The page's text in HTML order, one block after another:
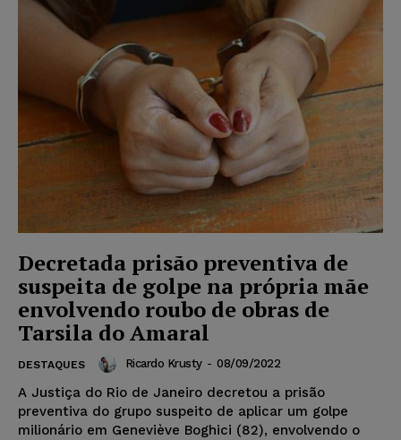
Decretada prisão preventiva de
suspeita de golpe na própria mãe
envolvendo roubo de obras de
Tarsila do Amaral
DESTAQUES Ricardo Krusty - 08/09/2022
A Justiça do Rio de Janeiro decretou a prisão
preventiva do grupo suspeito de aplicar um golpe
milionário em Geneviève Boghici (82), envolvendo o